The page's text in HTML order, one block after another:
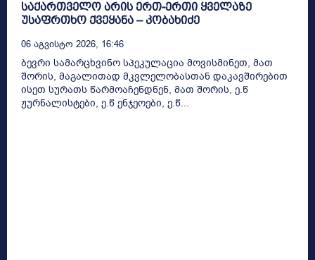
საქართველო არის ერთ-ერთი ყველაზე
უსაფრთხო ქვეყანა – კობახიძე
06 Აგვისტო 2026, 16:46
ბევრი სამარცხვინო სპეკულაცია მოვისმინეთ, მათ
შორის, მაგალითად მკვლელობასთან დაკავშირებით
ისეთ სურათს წარმოაჩენდნენ, მათ შორის, ე.წ
ჟურნალისტები, ე.წ ენჯეოები, ე.წ...